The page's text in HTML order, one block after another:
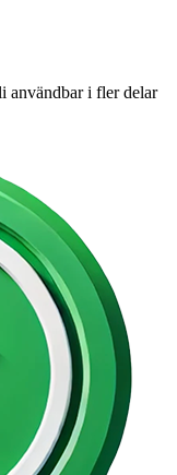
användbar i fler delar